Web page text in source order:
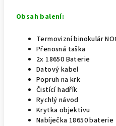
Obsah balení:
Termovizní binokulár
Přenosná taška
2x 18650 Baterie
Datový kabel
Popruh na krk
Čistící hadřík
Rychlý návod
Krytka objektivu
Nabíječka 18650 baterie